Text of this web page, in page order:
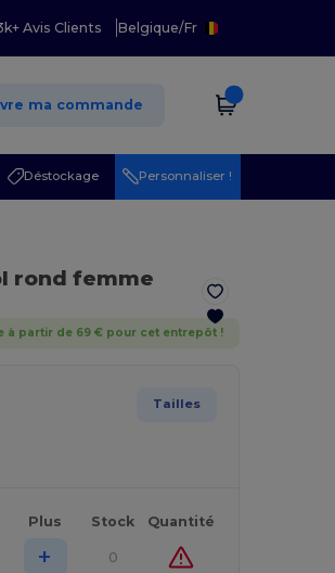
Avis Clients Belgique/Fr
ma commande
Déstockage Personnaliser !
rond femme
à partir de 69 € pour cet entrepôt !
Tailles
Plus Stock Quantité
+ 0